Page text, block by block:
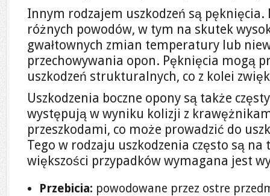
Innym rodzajem uszkodzeń są pęknięcia.
różnych powodów, w tym na skutek
gwałtownych zmian temperatury lub
przechowywania opon. Pęknięcia mogą
uszkodzeń strukturalnych, co z kolei
Uszkodzenia boczne opony są także
występują w wyniku kolizji z
przeszkodami, co może prowadzić do
Tego w rodzaju uszkodzenia często są na
większości przypadków wymagana jest
Przebicia: powodowane przez ostre